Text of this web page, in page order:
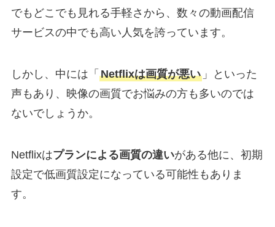
でもどこでも見れる手軽さから、数々の動画配信
サービスの中でも高い人気を誇っています。
しかし、中には「 Netflixは画質が悪い」といった
声もあり、映像の画質でお悩みの方も多いのでは
ないでしょうか。
Netflixはプランによる画質の違いがある他に、初期
設定で低画質設定になっている可能性もありま
す。